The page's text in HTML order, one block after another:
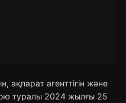
ақпарат агенттігін және
туралы 2024 жылғы 25